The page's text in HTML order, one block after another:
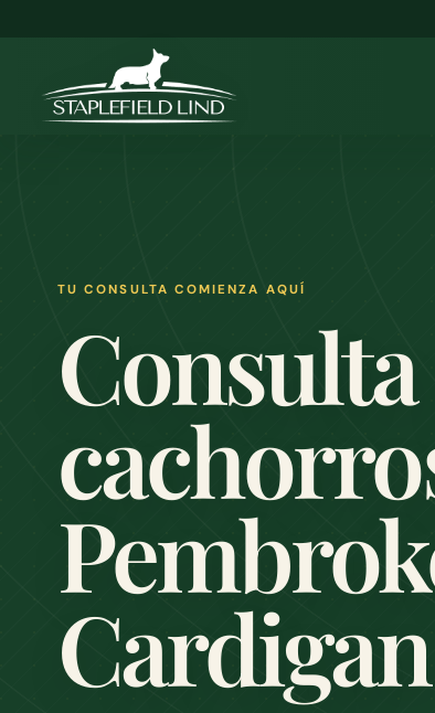
TU CONSULTA COMIENZA AQUÍ
Cardigan